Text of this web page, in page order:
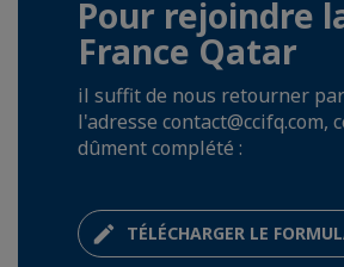
Pour rejoindre
France Qatar
il suffit de nous retourner
l'adresse contact@ccifq.com,
dûment complété :
TÉLÉCHARGER LE